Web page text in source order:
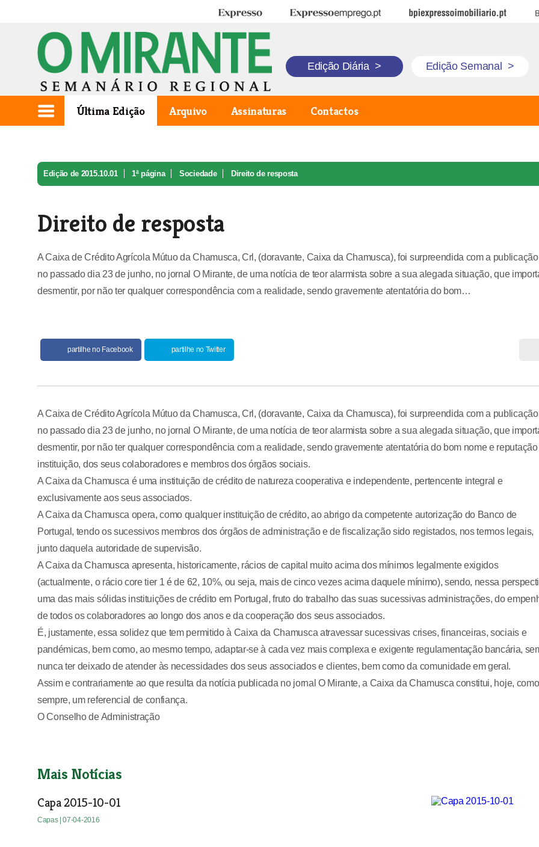
Expresso Expresso Emprego BPI Expresso Imobiliário
Edição Diária > Edição Semanal >
Última Edição Arquivo Assinaturas Contactos
Edição de 2015.10.01 1ª página Sociedade Direito de resposta
Direito de resposta
A Caixa de Crédito Agrícola Mútuo da Chamusca, Crl, (doravante, Caixa da Chamusca), foi surpreendida com a
no passado dia 23 de junho, no jornal O Mirante, de uma notícia de teor alarmista sobre a sua alegada situação, que
desmentir, por não ter qualquer correspondência com a realidade, sendo gravemente atentatória do bom…
partilhe no Facebook partilhe no Twitter
A Caixa de Crédito Agrícola Mútuo da Chamusca, Crl, (doravante, Caixa da Chamusca), foi surpreendida com a
no passado dia 23 de junho, no jornal O Mirante, de uma notícia de teor alarmista sobre a sua alegada situação, que
desmentir, por não ter qualquer correspondência com a realidade, sendo gravemente atentatória do bom nome e
instituição, dos seus colaboradores e membros dos órgãos sociais.
A Caixa da Chamusca é uma instituição de crédito de natureza cooperativa e independente, pertencente integral e
exclusivamente aos seus associados.
A Caixa da Chamusca opera, como qualquer instituição de crédito, ao abrigo da competente autorização do Banco de
Portugal, tendo os sucessivos membros dos órgãos de administração e de fiscalização sido registados, nos termos legais,
junto daquela autoridade de supervisão.
A Caixa da Chamusca apresenta, historicamente, rácios de capital muito acima dos mínimos legalmente exigidos
(actualmente, o rácio core tier 1 é de 62, 10%, ou seja, mais de cinco vezes acima daquele mínimo), sendo, nessa
uma das mais sólidas instituições de crédito em Portugal, fruto do trabalho das suas sucessivas administrações, do
de todos os colaboradores ao longo dos anos e da cooperação dos seus associados.
É, justamente, essa solidez que tem permitido à Caixa da Chamusca atravessar sucessivas crises, financeiras, sociais e
pandémicas, bem como, ao mesmo tempo, adaptar-se à cada vez mais complexa e exigente regulamentação bancária,
nunca ter deixado de atender às necessidades dos seus associados e clientes, bem como da comunidade em geral.
Assim e contrariamente ao que resulta da notícia publicada no jornal O Mirante, a Caixa da Chamusca constitui, hoje, como
sempre, um referencial de confiança.
O Conselho de Administração
Mais Notícias
Capa 2015-10-01
Capas | 07-04-2016